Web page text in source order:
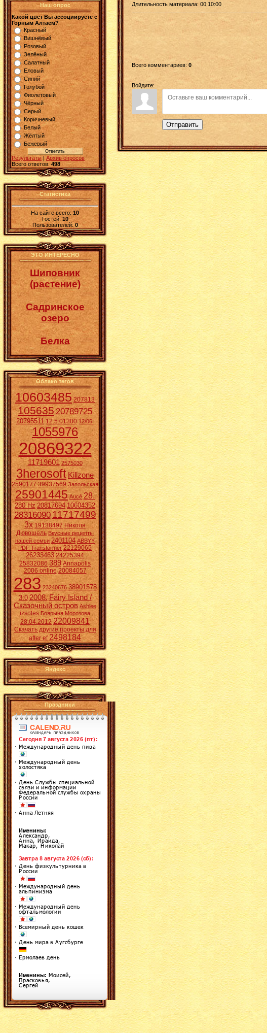
Наш опрос
Какой цвет Вы ассоциируете с
Горным Алтаем?
Красный
Вишнёвый
Розовый
Зелёный
Салатный
Еловый
Синий
Голубой
Фиолетовый
Чёрный
Серый
Коричневый
Белый
Жёлтый
Бежевый
Результаты | Архив опросов
Всего ответов: 498
Статистика
На сайте всего:10
Гостей: 10
Пользователей: 0
ЭТО ИНТЕРЕСНО
Шиповник
(растение)
Садринское
озеро
Белка
Облако тегов
10603485 207813
10563520789725
20795511 12.5.01300 12/06.
1055976
20869322
11719601 2575030
3herosoft Killzone
2590177 39937569 Запольская
25901445 Aucē 28.
280 Hz 20817694 10604352
2831609011717499
3x 19138497 Николя
Дювошель Вкусные рецепты
нашей семьи 2401104 ABBYY
PDF Transformer 22129065
26233463 24225394
25832086 389 Annapolis
2006 online 20084057
283 23240676 38901578
3:0 2008. Fairy Island /
Сказочный остров Ashlee
izsoles Боярыня Морозова
28.04.2012 22009841
Скачать другие проекты для
after ef 2498184
Яндекс
Праздники
Длительность материала: 00:10:00
Всего комментариев: 0
Войдите:
Отправить